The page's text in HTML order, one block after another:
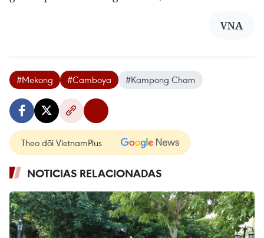
VNA
#Mekong #Camboya #Kampong Cham
Theo dõi VietnamPlus
NOTICIAS RELACIONADAS